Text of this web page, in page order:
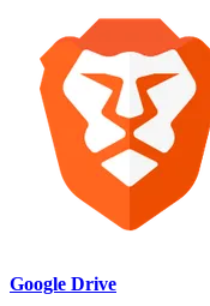
Google Drive